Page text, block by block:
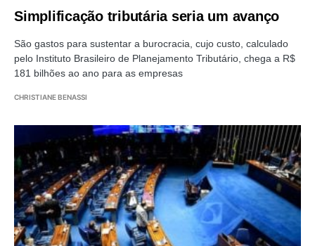
Simplificação tributária seria um avanço
São gastos para sustentar a burocracia, cujo custo, calculado
pelo Instituto Brasileiro de Planejamento Tributário, chega a R$
181 bilhões ao ano para as empresas
CHRISTIANE BENASSI